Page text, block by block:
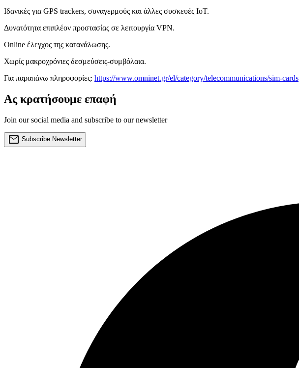
Ιδανικές για GPS trackers, συναγερμούς και άλλες συσκευές ΙοΤ.
Δυνατότητα επιπλέον προστασίας σε λειτουργία VPN.
Online έλεγχος της κατανάλωσης.
Χωρίς μακροχρόνιες δεσμεύσεις-συμβόλαια.
Για παραπάνω πληροφορίες: https://www.omninet.gr/el/category/telecommunications/sim-cards
Ας κρατήσουμε επαφή
Join our social media and subscribe to our newsletter
mail Subscribe Newsletter